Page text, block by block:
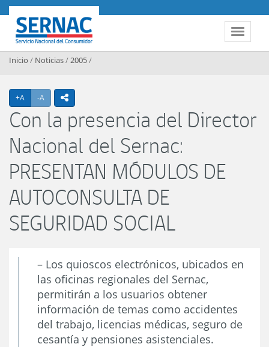
Contenido principal
Toggle
SERNAC
Inicio / Noticias/2005/
+A Agrandar texto
-A Achicar textoicono compartir
Con la presencia del Director
Nacional del Sernac:
PRESENTAN MÓDULOS DE
AUTOCONSULTA DE
SEGURIDAD SOCIAL
– Los quioscos electrónicos, ubicados en
las oficinas regionales del Sernac,
permitirán a los usuarios obtener
información de temas como accidentes
del trabajo, licencias médicas, seguro de
cesantía y pensiones asistenciales.